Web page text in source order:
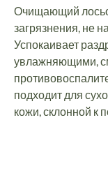
Очищающий
загрязнения, не
Успокаивает
увлажняющими,
подходит для
кожи, склонной к